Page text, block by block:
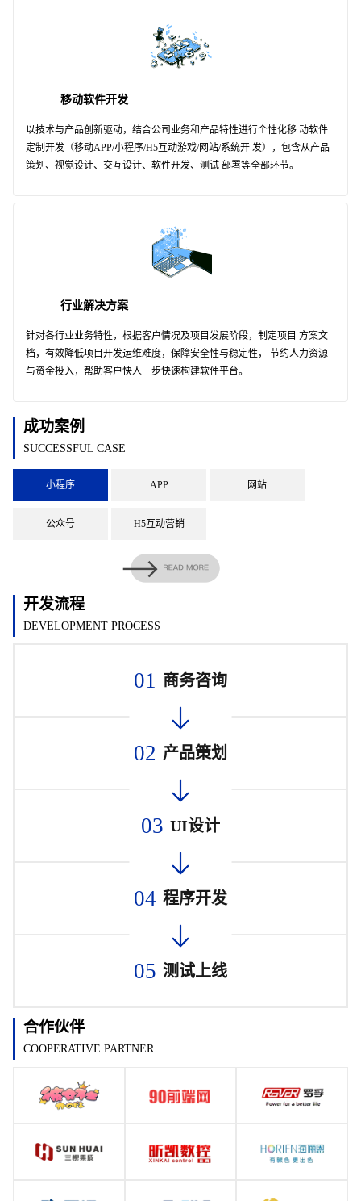
移动软件开发
以技术与产品创新驱动，结合公司业务和产品特性进行个性化移 动软件
定制开发（移动APP/小程序/H5互动游戏/网站/系统开 发），包含从产品
策划、视觉设计、交互设计、软件开发、测试 部署等全部环节。
行业解决方案
针对各行业业务特性，根据客户情况及项目发展阶段，制定项目 方案文
档，有效降低项目开发运维难度，保障安全性与稳定性， 节约人力资源
与资金投入，帮助客户快人一步快速构建软件平台。
成功案例
SUCCESSFUL CASE
小程序 APP 网站
公众号 H5互动营销
开发流程
DEVELOPMENT PROCESS
01 商务咨询
02 产品策划
03 UI设计
04 程序开发
05 测试上线
合作伙伴
COOPERATIVE PARTNER